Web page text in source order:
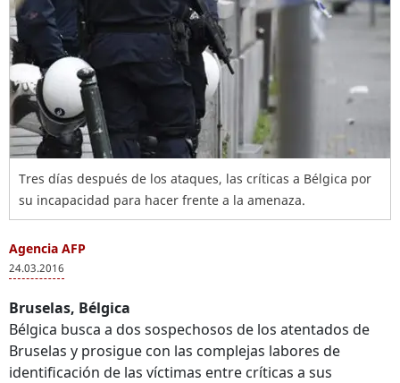
Tres días después de los ataques, las críticas a Bélgica por
su incapacidad para hacer frente a la amenaza.
Agencia AFP
24.03.2016
Bruselas, Bélgica
Bélgica busca a dos sospechosos de los atentados de
Bruselas y prosigue con las complejas labores de
identificación de las víctimas entre críticas a sus